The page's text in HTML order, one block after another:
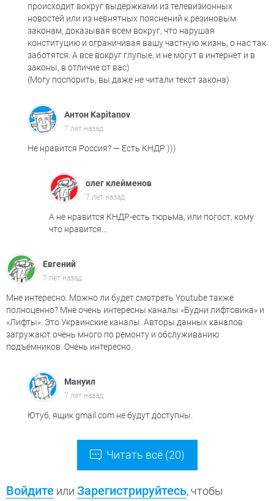
происходит вокруг выдержками из телевизионных
новостей или из невнятных пояснений к резиновым
законам, доказывая всем вокруг, что нарушая
конституцию и ограничивая вашу частную жизнь, о нас так
заботятся. А все вокруг глупые, и не могут в интернет и в
законы, в отличие от вас)
(Могу поспорить, вы даже не читали текст закона)
Антон Kapitanov
7 лет назад
Не нравится Россия? — Есть КНДР )))
олег клейменов
7 лет назад
А не нравится КНДР-есть тюрьма, или погост, кому
что нравится...
Евгений
7 лет назад
Мне интересно. Можно ли будет смотреть Youtube также
полноценно? Мне очень интересны каналы «Будни лифтовика» и
«Лифты». Это Украинские каналы. Авторы данных каналов
загружают очень много по ремонту и обслуживанию
подъёмников. Очень интересно.
Мануил
7 лет назад
Ютуб, ящик gmail.com не будут доступны.
Читать всё (20)
Войдите или Зарегистрируйтесь, чтобы